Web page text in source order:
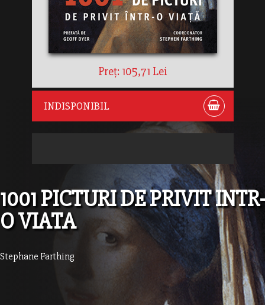
Preț: 105,71 Lei
INDISPONIBIL
1001 PICTURI DE PRIVIT INTR-
O VIATA
Stephane Farthing